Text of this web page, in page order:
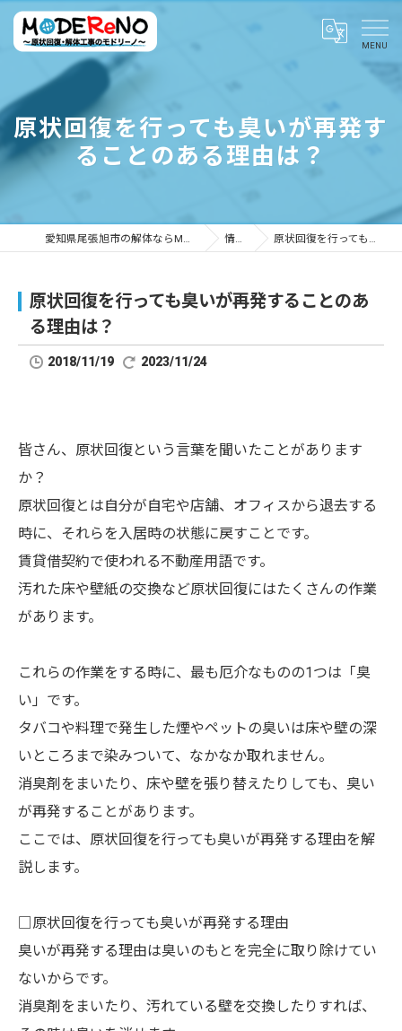
原状回復を行っても臭いが再発す
ることのある理由は？
愛知県尾張旭市の解体ならMODEReNO ～原状回復・解体工事のモドリーノ～ 情報ブログ 原状回復を行っても臭いが再発することのある理由は？
原状回復を行っても臭いが再発することのあ
る理由は？
2018/11/19 2023/11/24
皆さん、原状回復という言葉を聞いたことがあります
か？
原状回復とは自分が自宅や店舗、オフィスから退去する
時に、それらを入居時の状態に戻すことです。
賃貸借契約で使われる不動産用語です。
汚れた床や壁紙の交換など原状回復にはたくさんの作業
があります。
これらの作業をする時に、最も厄介なものの1つは「臭
い」です。
タバコや料理で発生した煙やペットの臭いは床や壁の深
いところまで染みついて、なかなか取れません。
消臭剤をまいたり、床や壁を張り替えたりしても、臭い
が再発することがあります。
ここでは、原状回復を行っても臭いが再発する理由を解
説します。
□原状回復を行っても臭いが再発する理由
臭いが再発する理由は臭いのもとを完全に取り除けてい
ないからです。
消臭剤をまいたり、汚れている壁を交換したりすれば、